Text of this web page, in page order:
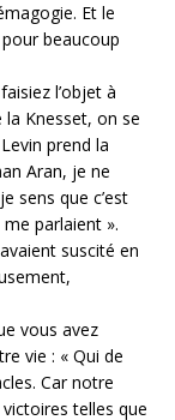
Et le
beaucoup
l’objet à
Knesset, on se
prend la
Aran, je ne
sens que c’est
parlaient ».
suscité en
vous avez
vie : « Qui de
Car notre
victoires telles que